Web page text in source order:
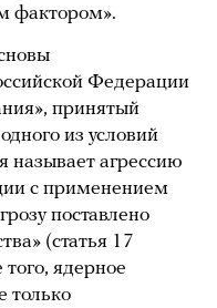
фактором».
Федерации
принятый
из условий
называет агрессию
с применением
поставлено
(статья 17
того, ядерное
только